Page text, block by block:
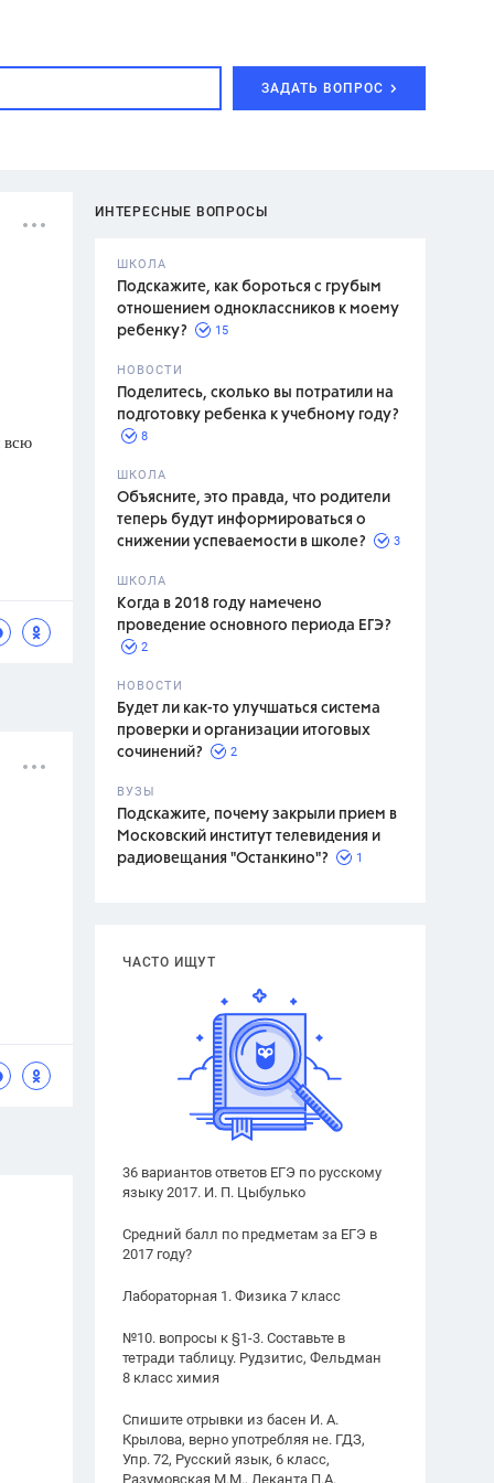
ЗАДАТЬ ВОПРОС
ИНТЕРЕСНЫЕ ВОПРОСЫ
ШКОЛА
Подскажите, как бороться с грубым
отношением одноклассников к моему
ребенку?
15
НОВОСТИ
Поделитесь, сколько вы потратили на
подготовку ребенка к учебному году?
8
ШКОЛА
Объясните, это правда, что родители
теперь будут информироваться о
снижении успеваемости в школе?
3
ШКОЛА
Когда в 2018 году намечено
проведение основного периода ЕГЭ?
2
НОВОСТИ
Будет ли как-то улучшаться система
проверки и организации итоговых
сочинений?
2
ВУЗЫ
Подскажите, почему закрыли прием в
Московский институт телевидения и
радиовещания "Останкино"?
1
ЧАСТО ИЩУТ
36 вариантов ответов ЕГЭ по русскому
языку 2017. И. П. Цыбулько
Средний балл по предметам за ЕГЭ в
2017 году?
Лабораторная 1. Физика 7 класс
№10. вопросы к §1-3. Составьте в
тетради таблицу. Рудзитис, Фельдман
8 класс химия
Спишите отрывки из басен И. А.
Крылова, верно употребляя не. ГДЗ,
Упр. 72, Русский язык, 6 класс,
Разумовская М.М., Леканта П.А.
всю